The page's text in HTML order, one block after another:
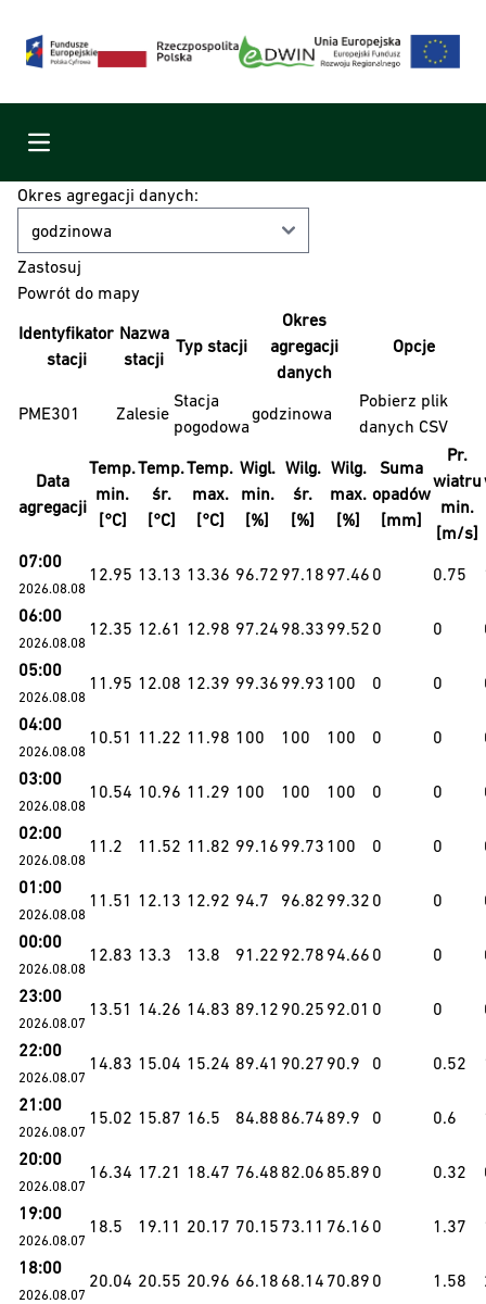
Menu
Okres agregacji danych:
Powrót do mapy
Identyfikator
stacji
Nazwa
stacji
Typ stacji
Okres
agregacji
danych
Opcje
PME301 Zalesie
Stacja
pogodowa
godzinowa
Pobierz plik
danych CSV
Data
agregacji
Temp.
min.
[°C]
Temp.
śr.
[°C]
Temp.
max.
[°C]
Wigl.
min.
[%]
Wilg.
śr.
[%]
Wilg.
max.
[%]
Suma
opadów
[mm]
Pr.
wiatru
min.
[m/s]
07:00
2026.08.08
12.95 13.13 13.36 96.72 97.18 97.46 0 0.75
06:00
2026.08.08
12.35 12.61 12.98 97.24 98.33 99.52 0 0
05:00
2026.08.08
11.95 12.08 12.39 99.36 99.93 100 0 0
04:00
2026.08.08
10.51 11.22 11.98 100 100 100 0 0
03:00
2026.08.08
10.54 10.96 11.29 100 100 100 0 0
02:00
2026.08.08
11.2 11.52 11.82 99.16 99.73 100 0 0
01:00
2026.08.08
11.51 12.13 12.92 94.7 96.82 99.32 0 0
00:00
2026.08.08
12.83 13.3 13.8 91.22 92.78 94.66 0 0
23:00
2026.08.07
13.51 14.26 14.83 89.12 90.25 92.01 0 0
22:00
2026.08.07
14.83 15.04 15.24 89.41 90.27 90.9 0 0.52
21:00
2026.08.07
15.02 15.87 16.5 84.88 86.74 89.9 0 0.6
20:00
2026.08.07
16.34 17.21 18.47 76.48 82.06 85.89 0 0.32
19:00
2026.08.07
18.5 19.11 20.17 70.15 73.11 76.16 0 1.37
18:00
2026.08.07
20.04 20.55 20.96 66.18 68.14 70.89 0 1.58